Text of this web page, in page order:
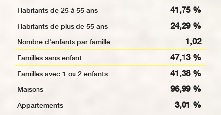
Habitants de 25 à 55 ans 41,75 %
Habitants de plus de 55 ans 24,29 %
Nombre d'enfants par famille 1,02
Familles sans enfant 47,13 %
Familles avec 1 ou 2 enfants 41,38 %
Maisons 96,99 %
Appartements 3,01 %